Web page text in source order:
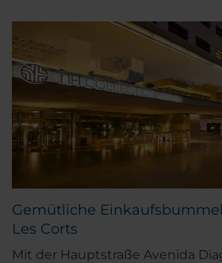
Gemütliche
Les Corts
Mit der Hauptstraße Avenida